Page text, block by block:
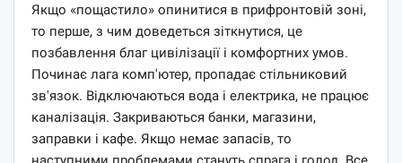
Якщо «пощастило» опинитися в прифронтовій зоні,
то перше, з чим доведеться зіткнутися, це
позбавлення благ цивілізації і комфортних умов.
Починає лага комп'ютер, пропадає стільниковий
зв'язок. Відключаються вода і електрика, не працює
каналізація. Закриваються банки, магазини,
заправки і кафе. Якщо немає запасів, то